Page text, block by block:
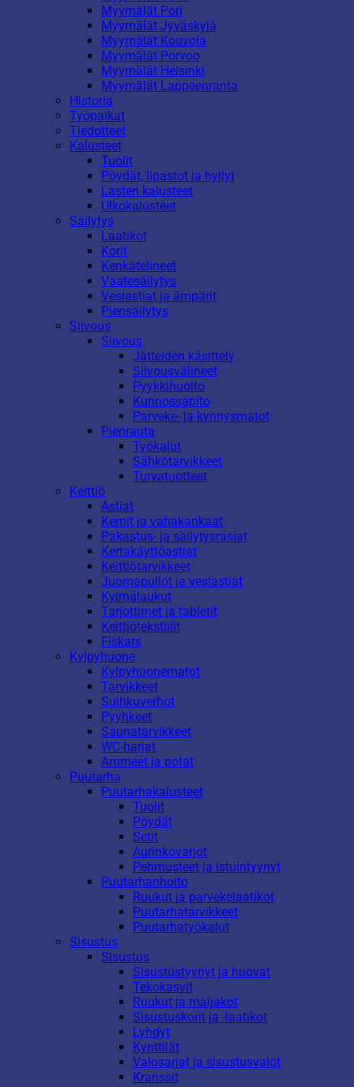
Myymälät Pori
Myymälät Jyväskylä
Myymälät Kouvola
Myymälät Porvoo
Myymälät Helsinki
Myymälät Lappeenranta
Historia
Työpaikat
Tiedotteet
Kalusteet
Tuolit
Pöydät, lipastot ja hyllyt
Lasten kalusteet
Ulkokalusteet
Säilytys
Laatikot
Korit
Kenkätelineet
Vaatesäilytys
Vesiastiat ja ämpärit
Piensäilytys
Siivous
Siivous
Jätteiden käsittely
Siivousvälineet
Pyykkihuolto
Kunnossapito
Parveke- ja kynnysmatot
Pienrauta
Työkalut
Sähkötarvikkeet
Turvatuotteet
Keittiö
Astiat
Kernit ja vahakankaat
Pakastus- ja säilytysrasiat
Kertakäyttöastiat
Keittiötarvikkeet
Juomapullot ja vesiastiat
Kylmälaukut
Tarjottimet ja tabletit
Keittiötekstiilit
Fiskars
Kylpyhuone
Kylpyhuonematot
Tarvikkeet
Suihkuverhot
Pyyhkeet
Saunatarvikkeet
WC-harjat
Ammeet ja potat
Puutarha
Puutarhakalusteet
Tuolit
Pöydät
Setit
Aurinkovarjot
Pehmusteet ja istuintyynyt
Puutarhanhoito
Ruukut ja parvekelaatikot
Puutarhatarvikkeet
Puutarhatyökalut
Sisustus
Sisustus
Sisustustyynyt ja huovat
Tekokasvit
Ruukut ja maljakot
Sisustuskorit ja -laatikot
Lyhdyt
Kynttilät
Valosarjat ja sisustusvalot
Kranssit